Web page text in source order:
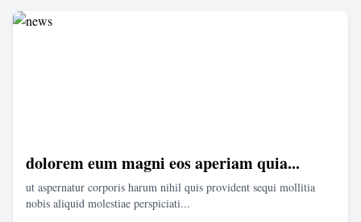
dolorem eum magni eos aperiam quia...
ut aspernatur corporis harum nihil quis provident sequi mollitia
nobis aliquid molestiae perspiciati...